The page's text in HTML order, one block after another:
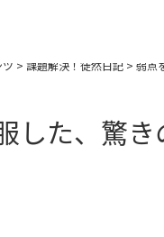
> 課題解決！徒然日記 > 弱点
した、驚き